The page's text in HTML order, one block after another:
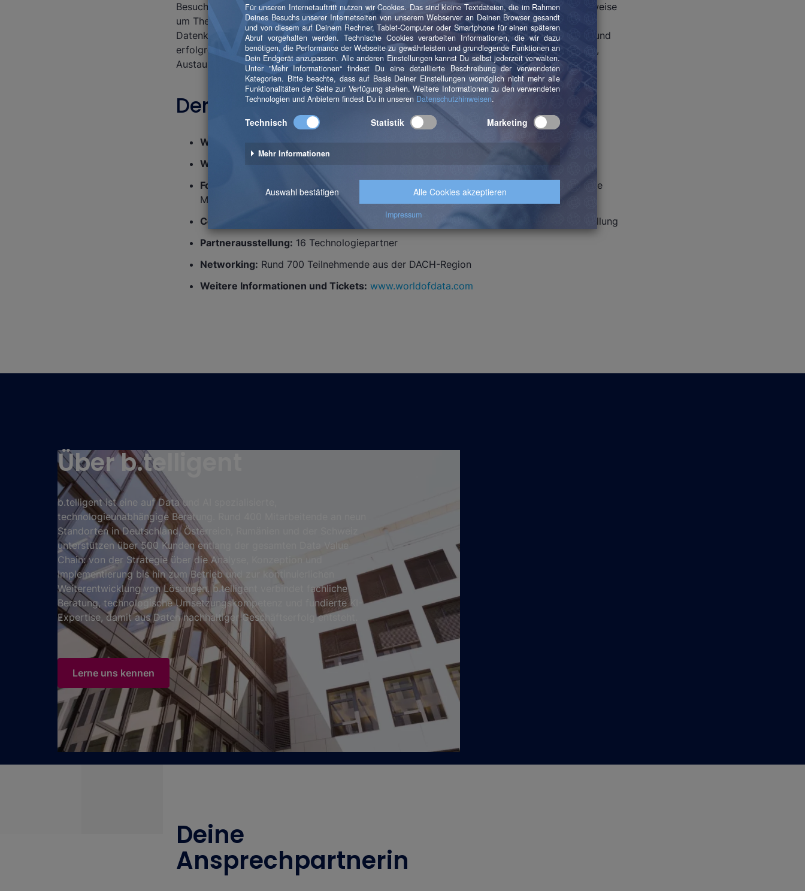
Besucher:innen des World of Data können ihr neues KI-Wissen direkt vertiefen und beispielsweise
um Themen wie Change Management oder Data Strategy ergänzen. Auch hier bietet der
Datenkongress im Rahmen seiner Fokusthemen viele hochaktuelle Vorträge aus innovativen und
erfolgreichen Unternehmensprojekten. Zwischendurch bleibt genügend Zeit für Diskussionen,
Austausch und Netzwerken mit neuen und alten Bekannten aus der Datenfamilie.
Der World of Data 2026 auf einen Blick
Wann:
11. Juni 2026
Wo:
München, Nockherberg
Fokusthemen:
Künstliche Intelligenz, MarTech, Data Strategy, Data Architecture, Change
Management
Content:
Über 40 Vorträge zu Data, AI und Analytics, Masterclasses und Partnerausstellung
Partnerausstellung: 16 Technologiepartner
Networking: Rund 700 Teilnehmende aus der DACH-Region
Weitere Informationen und Tickets: www.worldofdata.com
Über b.telligent
b.telligent ist eine auf Data und AI spezialisierte,
technologieunabhängige Beratung. Rund 400 Mitarbeitende an neun
Standorten in Deutschland, Österreich, Rumänien und der Schweiz
unterstützen über 500 Kunden entlang der gesamten Data Value
Chain: von der Strategie über die Analyse, Konzeption und
Implementierung bis hin zum Betrieb und zur kontinuierlichen
Weiterentwicklung von Lösungen. b.telligent verbindet fachliche
Beratung, technologische Umsetzungskompetenz und fundierte KI-
Expertise, damit aus Daten nachhaltiger Geschäftserfolg entsteht.
Lerne uns kennen
Deine
Ansprechpartnerin